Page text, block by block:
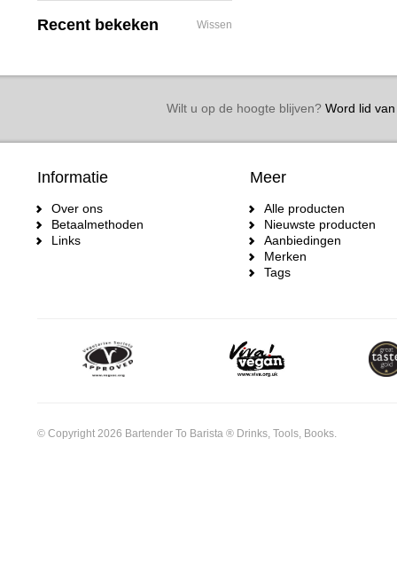
Recent bekeken Wissen
Wilt u op de hoogte blijven?Word lid van
Informatie
Over ons
Betaalmethoden
Links
Meer
Alle producten
Nieuwste producten
Aanbiedingen
Merken
Tags
© Copyright 2026 Bartender To Barista ® Drinks, Tools, Books.